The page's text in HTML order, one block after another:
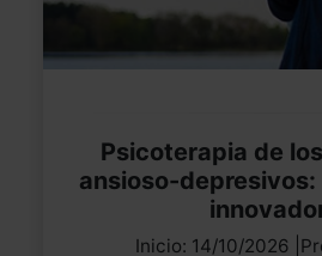
Psicoterapia de
ansioso-depresivos:
Inicio: 14/10/2026